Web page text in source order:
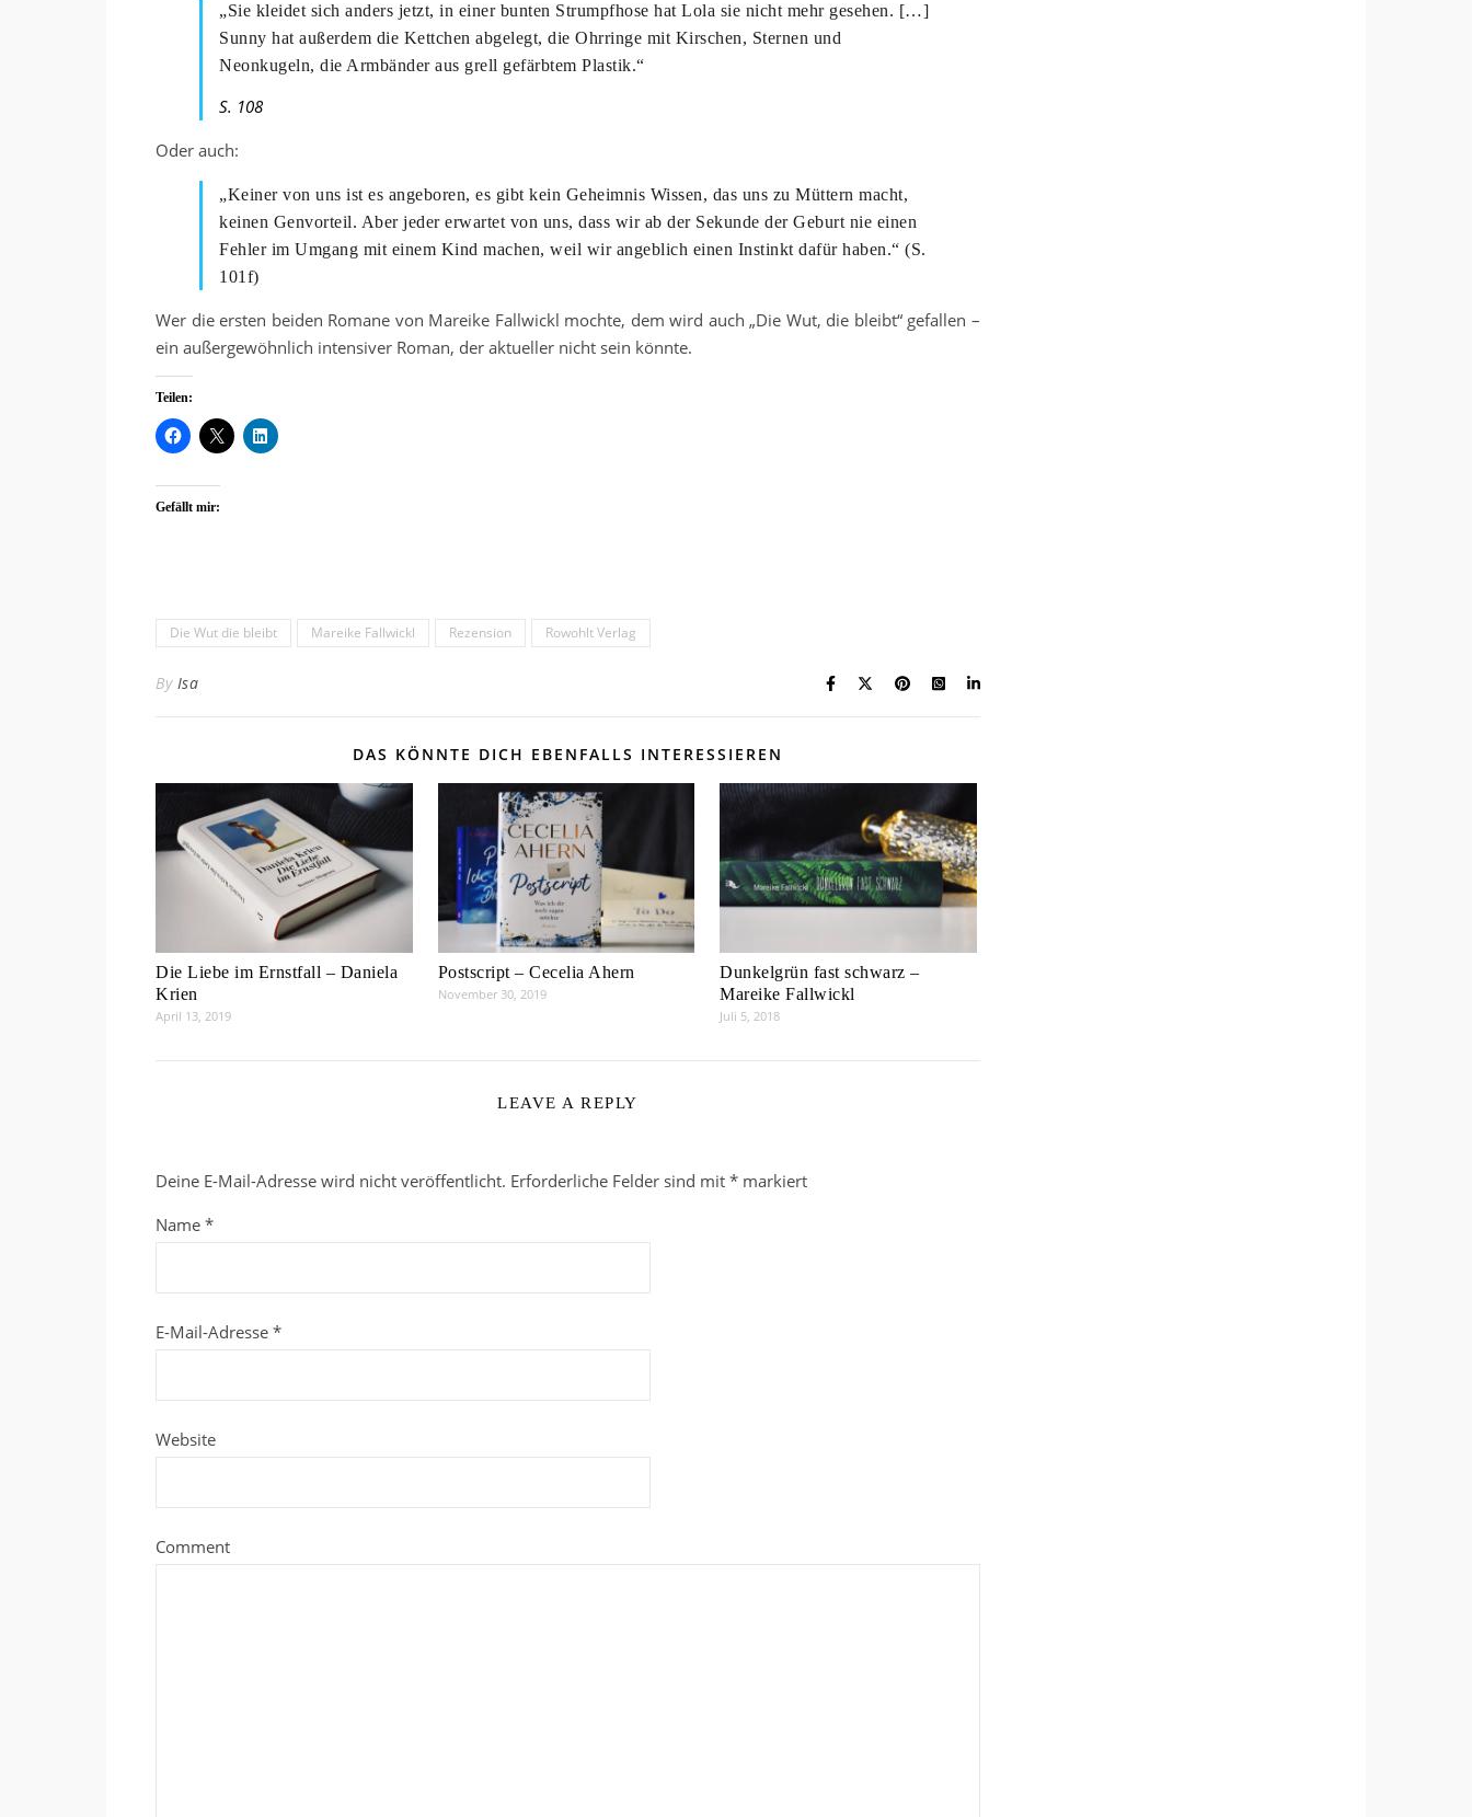
„Sie kleidet sich anders jetzt, in einer bunten Strumpfhose hat Lola sie nicht mehr gesehen. […]
Sunny hat außerdem die Kettchen abgelegt, die Ohrringe mit Kirschen, Sternen und
Neonkugeln, die Armbänder aus grell gefärbtem Plastik.“
S. 108
Oder auch:
„Keiner von uns ist es angeboren, es gibt kein Geheimnis Wissen, das uns zu Müttern macht,
keinen Genvorteil. Aber jeder erwartet von uns, dass wir ab der Sekunde der Geburt nie einen
Fehler im Umgang mit einem Kind machen, weil wir angeblich einen Instinkt dafür haben.“ (S.
101f)
Wer die ersten beiden Romane von Mareike Fallwickl mochte, dem wird auch „Die Wut, die bleibt“ gefallen –
ein außergewöhnlich intensiver Roman, der aktueller nicht sein könnte.
Teilen:
Gefällt mir:
Die Wut die bleibt Mareike Fallwickl Rezension Rowohlt Verlag
By Isa
DAS KÖNNTE DICH EBENFALLS INTERESSIEREN
Die Liebe im Ernstfall – Daniela
Krien
April 13, 2019
Postscript – Cecelia Ahern
November 30, 2019
Dunkelgrün fast schwarz –
Mareike Fallwickl
Juli 5, 2018
LEAVE A REPLY
Deine E-Mail-Adresse wird nicht veröffentlicht. Erforderliche Felder sind mit * markiert
Name *
E-Mail-Adresse *
Website
Comment